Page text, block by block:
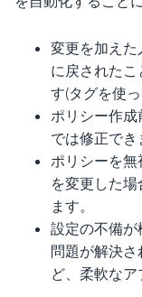
変更を加え
に戻された
す(タグを使
ポリシー作成
では修正でき
ポリシーを
を変更した
ます。
設定の不備が
問題が解決
ど、柔軟なア